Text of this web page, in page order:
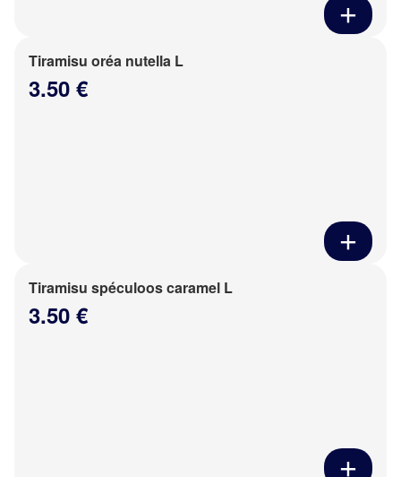
Tiramisu oréa nutella L
3.50 €
Tiramisu spéculoos caramel L
3.50 €